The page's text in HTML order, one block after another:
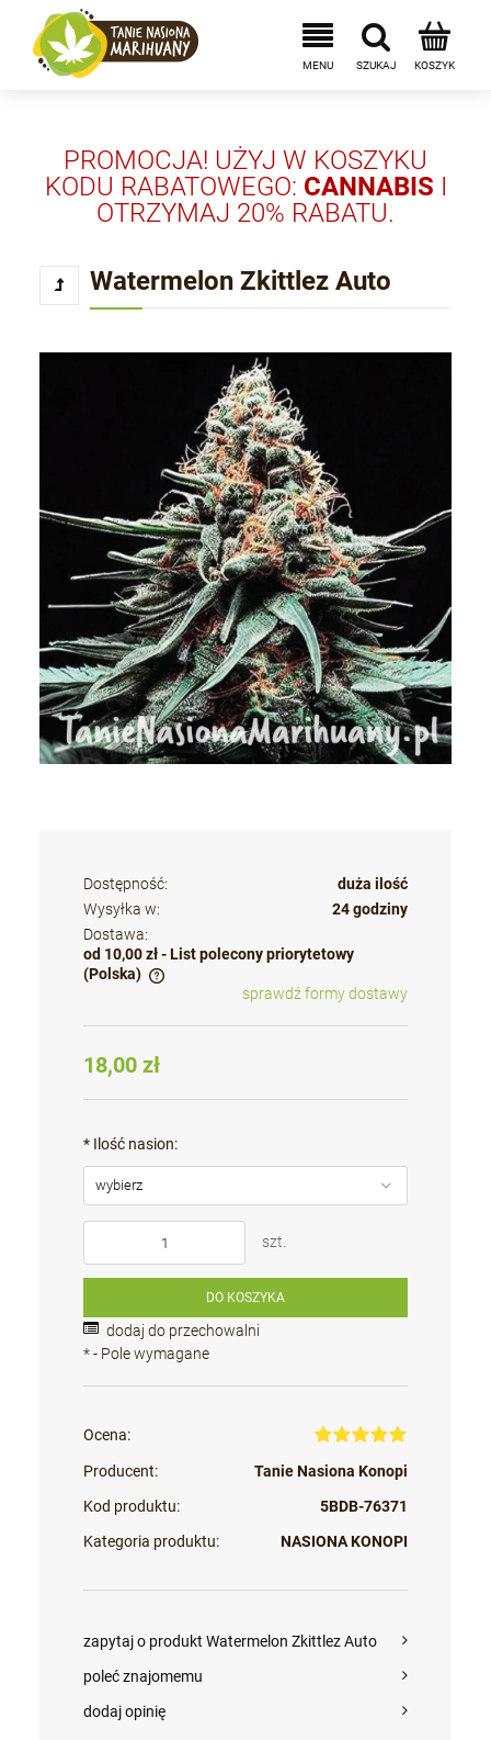
PROMOCJA! UŻYJ W KOSZYKU
KODU RABATOWEGO: CANNABIS I
OTRZYMAJ 20% RABATU.
Watermelon Zkittlez Auto
Dostępność:
duża ilość
Wysyłka w:
24 godziny
Dostawa:
od 10,00 zł - List polecony priorytetowy
(Polska)
Cena nie zawiera ewentualnych kosztów płatności
sprawdź formy dostawy
18,00 zł
* Ilość nasion:
szt.
DO KOSZYKA
dodaj do przechowalni
*- Pole wymagane
Ocena:
Producent:
Tanie Nasiona Konopi
Kod produktu:
5BDB-76371
Kategoria produktu:
NASIONA KONOPI
zapytaj o produkt Watermelon Zkittlez Auto
poleć znajomemu
dodaj opinię